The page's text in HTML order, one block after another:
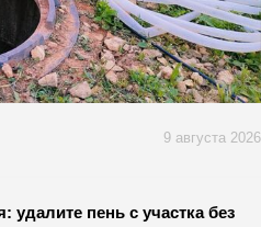
9 августа 2026
пень с участка без